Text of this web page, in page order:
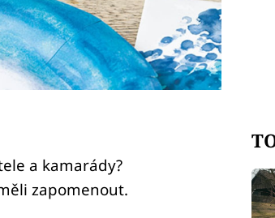
a kamarády?
zapomenout.